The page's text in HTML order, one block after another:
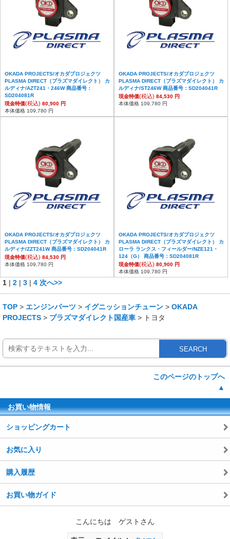
OKADA PROJECTS/オカダプロジェクツ
PLASMA DIRECT（プラズマダイレクト） カ
ルディナ/AZT241・246W 商品番号：
SD204081R
現金特価(税込) 80,900 円
本体価格 109,780 円
OKADA PROJECTS/オカダプロジェクツ
PLASMA DIRECT（プラズマダイレクト） カ
ルディナ/ST246W 商品番号：SD204041R
現金特価(税込) 84,530 円
本体価格 109,780 円
OKADA PROJECTS/オカダプロジェクツ
PLASMA DIRECT（プラズマダイレクト） カ
ルディナ/ZZT241W 商品番号：SD204041R
現金特価(税込) 84,530 円
本体価格 109,780 円
OKADA PROJECTS/オカダプロジェクツ
PLASMA DIRECT（プラズマダイレクト） カ
ローラ ランクス・フィールダー/NZE121・
124（G） 商品番号：SD204081R
現金特価(税込) 80,900 円
本体価格 109,780 円
1 | 2 | 3 | 4 次へ>>
TOP > エンジンパーツ > イグニッションチューン > OKADA
PROJECTS > プラズマダイレクト国産車 > トヨタ
SEARCH
このページのトップへ
▲
お買い物情報
ショッピングカート
お気に入り
購入履歴
お買い物ガイド
こんにちは ゲストさん